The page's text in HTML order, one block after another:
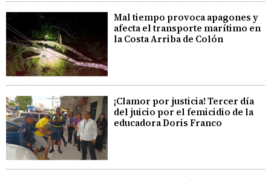
Mal tiempo provoca apagones y
afecta el transporte marítimo en
la Costa Arriba de Colón
¡Clamor por justicia! Tercer día
del juicio por el femicidio de la
educadora Doris Franco